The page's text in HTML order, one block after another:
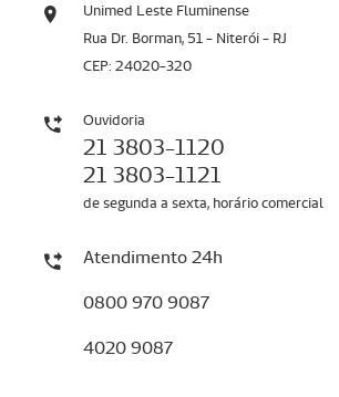
Unimed Leste Fluminense
Rua Dr. Borman, 51 - Niterói - RJ
CEP: 24020-320
Ouvidoria
21 3803-1120
21 3803-1121
de segunda a sexta, horário comercial
Atendimento 24h
0800 970 9087
4020 9087